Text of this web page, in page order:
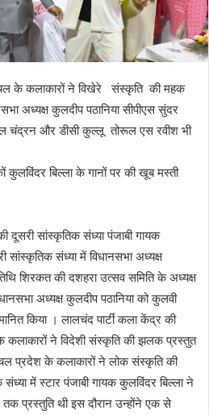
के कलाकारों ने विखेरे संस्कृति की महक
अध्यक्ष कुलदीप पठानिया सीपीएस सुंदर
चंद्रन और डीसी कुल्लू तोरूल एस रवीश भी
कुलविंदर बिल्ला के गानों पर की खूब मस्ती
दूसरी सांस्कृतिक संध्या पंजाबी गायक
सांस्कृतिक संध्या में विधानसभा अध्यक्ष
शिरकत की दशहरा उत्सव समिति के अध्यक्ष
अध्यक्ष कुलदीप पठानिया को कुलवी
किया । लालचंद पार्टी कला केंद्र की
कलाकारों ने विदेशी संस्कृति की झलक प्रस्तुत
प्रदेश के कलाकारों ने लोक संस्कृति की
में स्टार पंजाबी गायक कुलविंदर बिल्ला ने
प्रस्तुति थी इस दौरान उन्होंने एक से